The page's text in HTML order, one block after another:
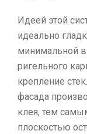
Идеей этой
идеально
минимальной
ригельного
крепление
фасада
клея, тем
плоскостью